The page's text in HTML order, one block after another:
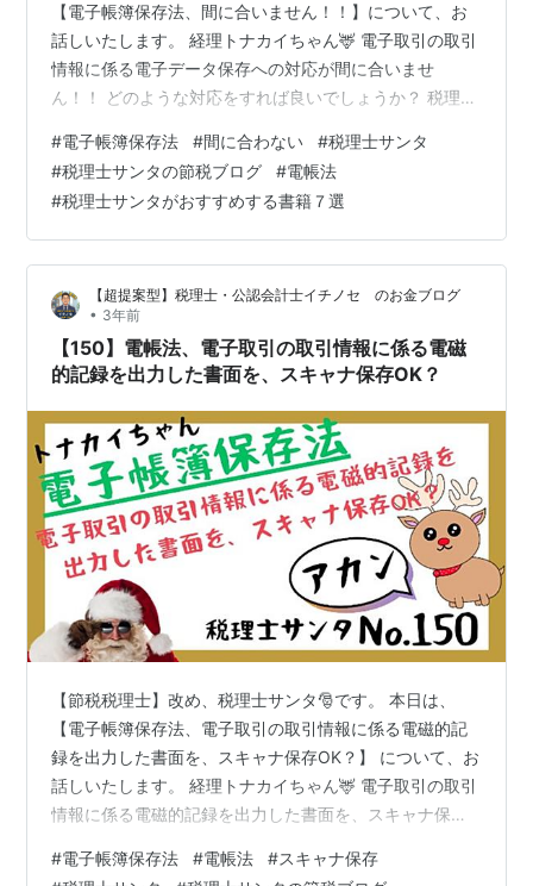
【電子帳簿保存法、間に合いません！！】について、お
話しいたします。 経理トナカイちゃん🦌 電子取引の取引
情報に係る電子データ保存への対応が間に合いませ
ん！！ どのような対応をすれば良いでしょうか？ 税理士
は、 令和４年度の税制改正で経過措置として整備された
「電子取引の取引情報に係る電磁的記録の保存への円滑
な移行に向けた宥恕措置」を踏まえ、 ①電子データを単
に保存しておくか、 ②保存すべき電子データを出力する
ことにより作成した書面（以下「出力書面」といいま
す。）を保存し、 税務調査等の際に提…
#電子帳簿保存法 #間に合わない #税理士サンタ
#税理士サンタの節税ブログ #電帳法
#税理士サンタがおすすめする書籍７選
【超提案型】税理士・公認会計士イチノセ のお金ブログ
• 3年前
【150】電帳法、電子取引の取引情報に係る電磁
的記録を出力した書面を、スキャナ保存OK？
【節税税理士】改め、税理士サンタ🎅です。 本日は、
【電子帳簿保存法、電子取引の取引情報に係る電磁的記
録を出力した書面を、スキャナ保存OK？】 について、お
話しいたします。 経理トナカイちゃん🦌 電子取引の取引
情報に係る電磁的記録を出力した書面を、スキャナ保存
せん。 税理士サンタ🎅 令和３年度の税制改正において
#電子帳簿保存法 #電帳法 #スキャナ保存